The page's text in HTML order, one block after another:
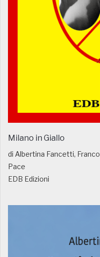
Milano in Giallo
di Albertina Fancetti,
Pace
EDB Edizioni